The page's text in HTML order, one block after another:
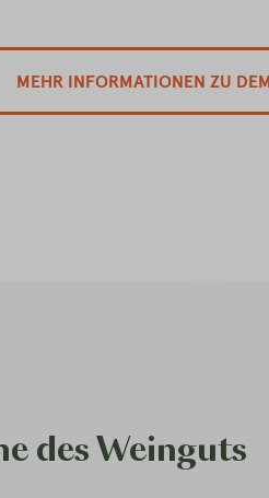
MEHR INFORMATIONEN ZU
des Weinguts